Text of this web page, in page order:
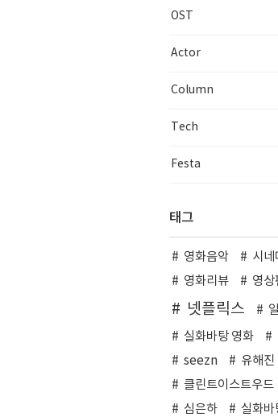
OST
Actor
Column
Tech
Festa
태그
영화음악 시네
영화리뷰
영상
넷플릭스
실화바탕 영화
seezn
유해진
클린트이스트우드
심은하
실화바